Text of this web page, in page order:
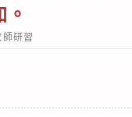
師研習